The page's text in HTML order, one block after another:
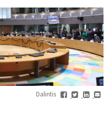
Dalintis